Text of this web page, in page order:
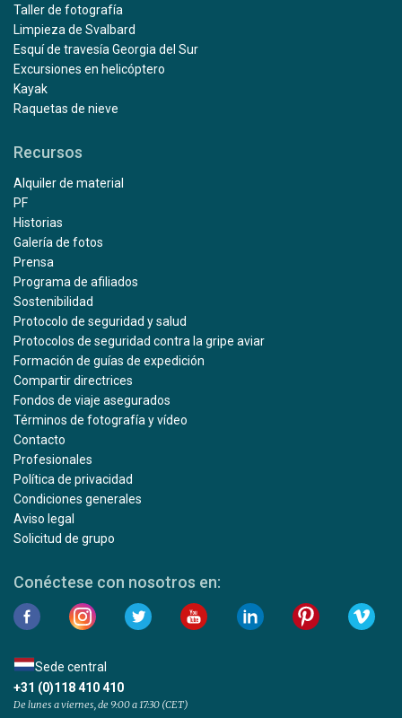
Taller de fotografía
Limpieza de Svalbard
Esquí de travesía Georgia del Sur
Excursiones en helicóptero
Kayak
Raquetas de nieve
Recursos
Alquiler de material
PF
Historias
Galería de fotos
Prensa
Programa de afiliados
Sostenibilidad
Protocolo de seguridad y salud
Protocolos de seguridad contra la gripe aviar
Formación de guías de expedición
Compartir directrices
Fondos de viaje asegurados
Términos de fotografía y vídeo
Contacto
Profesionales
Política de privacidad
Condiciones generales
Aviso legal
Solicitud de grupo
Conéctese con nosotros en:
Sede central
+31 (0)118 410 410
De lunes a viernes, de 9:00 a 17:30 (CET)